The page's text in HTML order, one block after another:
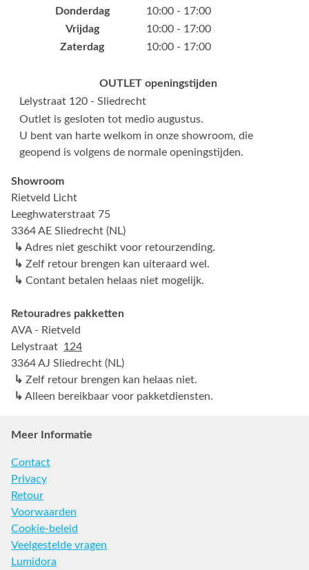
Donderdag
10:00 - 17:00
Vrijdag
10:00 - 17:00
Zaterdag
10:00 - 17:00
OUTLET openingstijden
Lelystraat 120 - Sliedrecht
Outlet is gesloten tot medio augustus.
U bent van harte welkom in onze showroom, die
geopend is volgens de normale openingstijden.
Showroom
Rietveld Licht
Leeghwaterstraat 75
3364 AE Sliedrecht (NL)
↳ Adres niet geschikt voor retourzending.
↳ Zelf retour brengen kan uiteraard wel.
↳ Contant betalen helaas niet mogelijk.
Retouradres pakketten
AVA - Rietveld
Lelystraat 124
3364 AJ Sliedrecht (NL)
↳ Zelf retour brengen kan helaas niet.
↳ Alleen bereikbaar voor pakketdiensten.
Meer Informatie
Contact
Privacy
Retour
Voorwaarden
Cookie-beleid
Veelgestelde vragen
Lumidora